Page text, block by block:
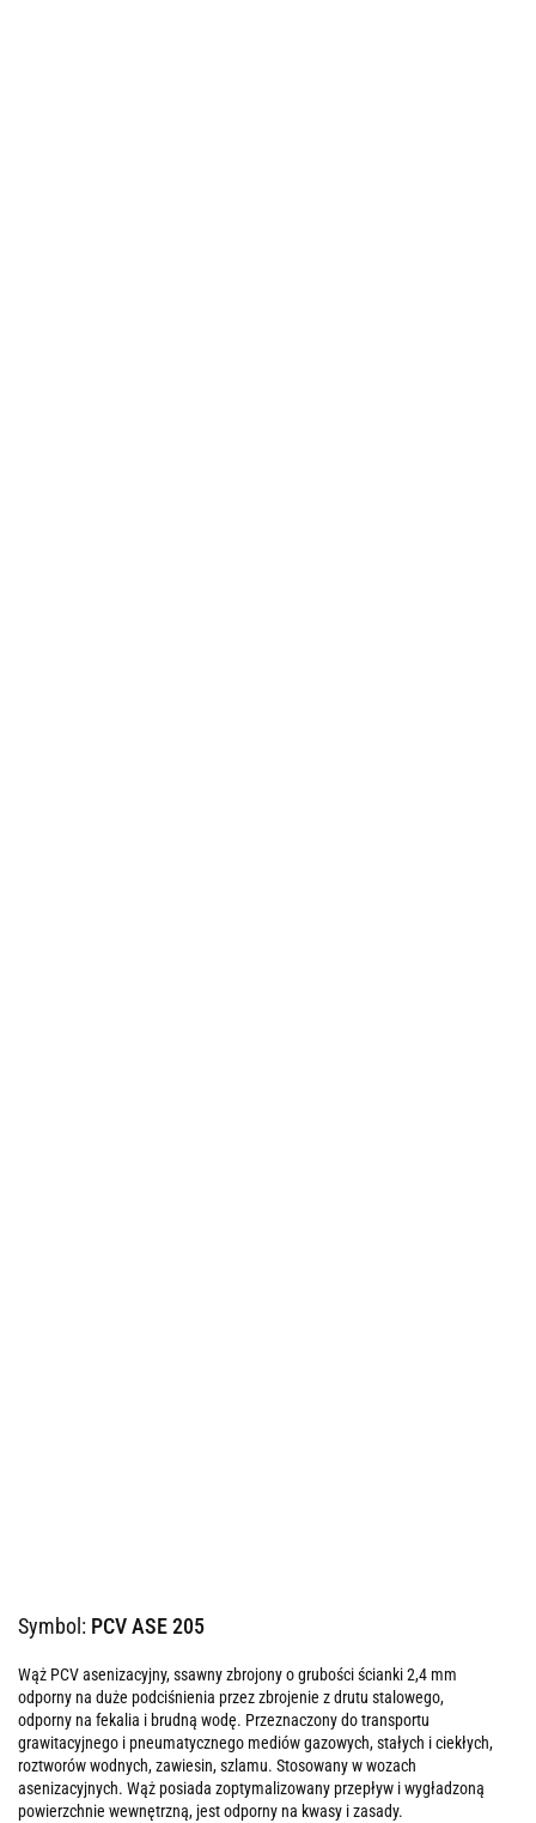
Symbol: PCV ASE 205
Wąż PCV asenizacyjny, ssawny zbrojony o grubości ścianki 2,4 mm
odporny na duże podciśnienia przez zbrojenie z drutu stalowego,
odporny na fekalia i brudną wodę. Przeznaczony do transportu
grawitacyjnego i pneumatycznego mediów gazowych, stałych i ciekłych,
roztworów wodnych, zawiesin, szlamu. Stosowany w wozach
asenizacyjnych. Wąż posiada zoptymalizowany przepływ i wygładzoną
powierzchnie wewnętrzną, jest odporny na kwasy i zasady.